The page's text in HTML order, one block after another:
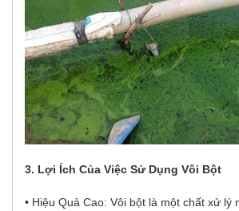
3. Lợi Ích Của Việc Sử Dụng Vôi Bột
• Hiệu Quả Cao: Vôi bột là một chất xử lý